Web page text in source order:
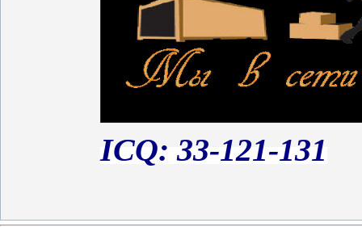
ICQ: 33-121-131